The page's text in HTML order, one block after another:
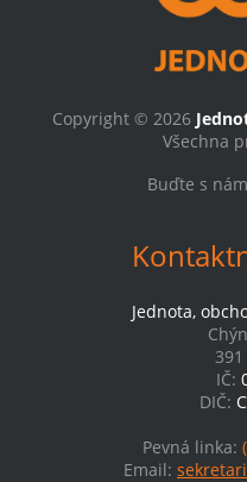
Copyright © 2026
Všechna
Buďte s
Jednota,
IČ:
DIČ:
Pevná linka:
Email: